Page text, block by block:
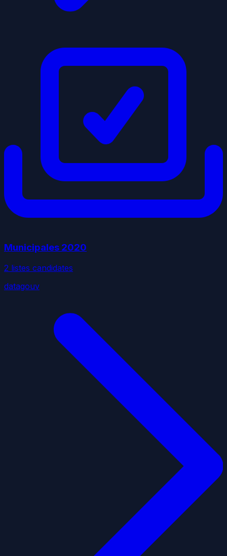
Municipales 2020
2 listes candidates
datagouv